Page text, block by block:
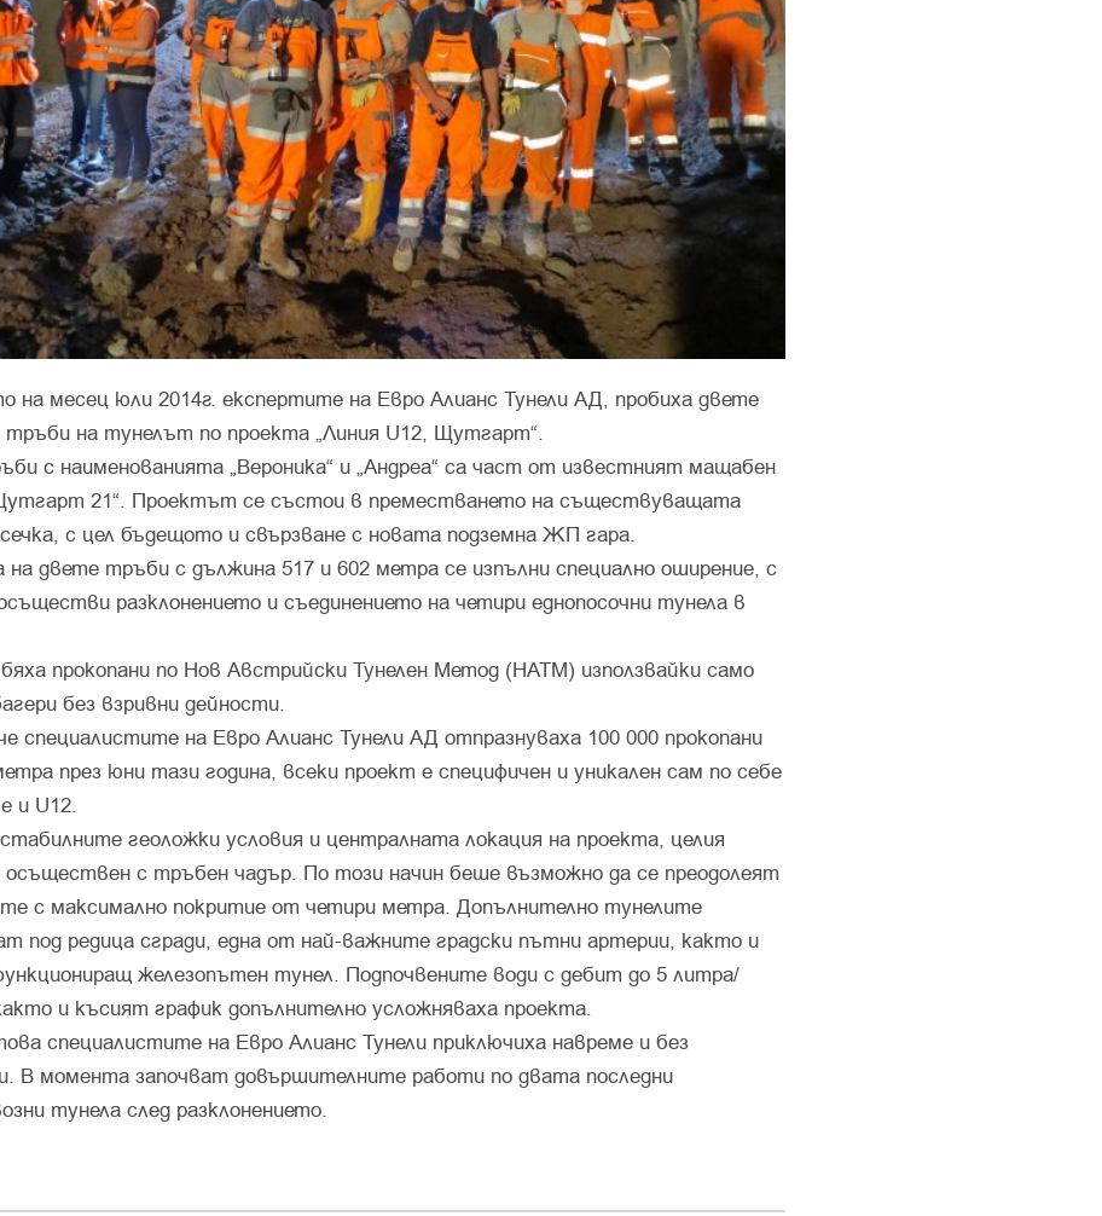
на месец юли 2014г. експертите на Евро Алианс Тунели АД, пробиха двете
тръби на тунелът по проекта „Линия U12, Щутгарт“.
с наименованията „Вероника“ и „Андреа“ са част от известният мащабен
21“. Проектът се състои в преместването на съществуващата
с цел бъдещото и свързване с новата подземна ЖП гара.
на двете тръби с дължина 517 и 602 метра се изпълни специално оширение, с
разклонението и съединението на четири еднопосочни тунела в
прокопани по Нов Австрийски Тунелен Метод (НАТМ) използвайки само
без взривни дейности.
специалистите на Евро Алианс Тунели АД отпразнуваха 100 000 прокопани
през юни тази година, всеки проект е специфичен и уникален сам по себе
и U12.
геоложки условия и централната локация на проекта, целия
осъществен с тръбен чадър. По този начин беше възможно да се преодолеят
с максимално покритие от четири метра. Допълнително тунелите
под редица сгради, една от най-важните градски пътни артерии, както и
железопътен тунел. Подпочвените води с дебит до 5 литра/
и късият график допълнително усложняваха проекта.
специалистите на Евро Алианс Тунели приключиха навреме и без
В момента започват довършителните работи по двата последни
тунелa след разклонението.